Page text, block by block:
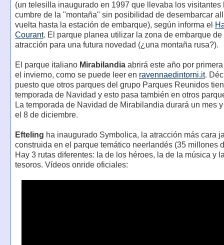
(un telesilla inaugurado en 1997 que llevaba los visitantes
cumbre de la "montaña" sin posibilidad de desembarcar
vuelta hasta la estación de embarque), según informa el
Courant. El parque planea utilizar la zona de embarque de
atracción para una futura novedad (¿una montaña rusa?).
El parque italiano Mirabilandiaabrirá este año por
el invierno, como se puede leer en ravennaedintorni.it.
puesto que otros parques del grupo Parques Reunidos
temporada de Navidad y esto pasa también en otros
La temporada de Navidad de Mirabilandia durará un mes
el 8 de diciembre.
Efteling ha inaugurado Symbolica, la atracción más cara
construida en el parque temático neerlandés (35 millones
Hay 3 rutas diferentes: la de los héroes, la de la música y
tesoros. Vídeos onride oficiales: